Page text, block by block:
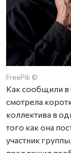
FreePik ©
Как сообщили
смотрела
коллектива в
того как она
участник